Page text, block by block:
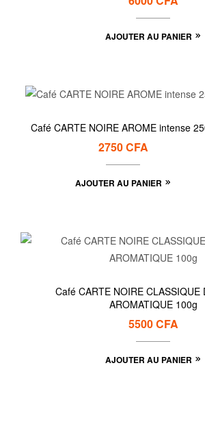
AJOUTER AU PANIER
Café CARTE NOIRE AROME intense
2750CFA
AJOUTER AU PANIER
Café CARTE NOIRE CLASSIQUE
AROMATIQUE 100g
5500CFA
AJOUTER AU PANIER